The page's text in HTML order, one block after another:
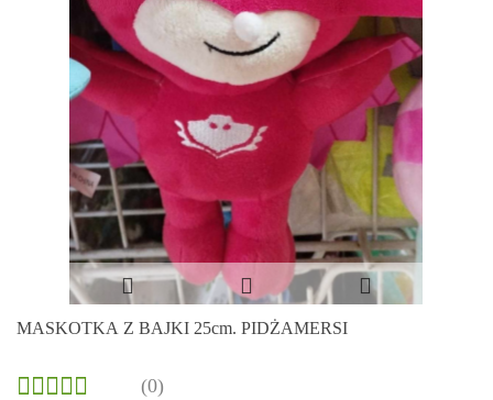
MASKOTKA Z BAJKI 25cm. PIDŻAMERSI
(0)